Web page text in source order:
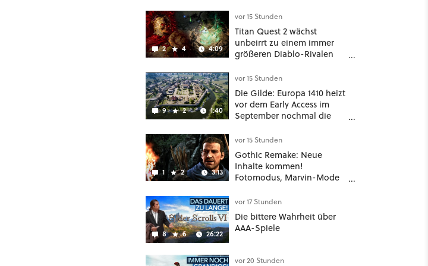
2 4 4:09
vor 15 Stunden
Titan Quest 2 wächst
unbeirrt zu einem immer
größeren Diablo-Rivalen
sogar eine richtige
Beschwörer-Klasse
9 2 1:40
vor 15 Stunden
Die Gilde: Europa 1410 heizt
vor dem Early Access im
September nochmal die
1 2 3:13
vor 15 Stunden
Gothic Remake: Neue
Inhalte kommen!
Fotomodus, Marvin-Mode
8 6 26:22
vor 17 Stunden
Die bittere Wahrheit über
AAA-Spiele
vor 20 Stunden